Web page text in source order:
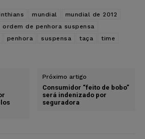
mundial
mundial de 2012
ordem de penhora suspensa
penhora suspensa taça
time
Próximo artigo
Consumidor “feito de bobo”
será indenizado por
seguradora